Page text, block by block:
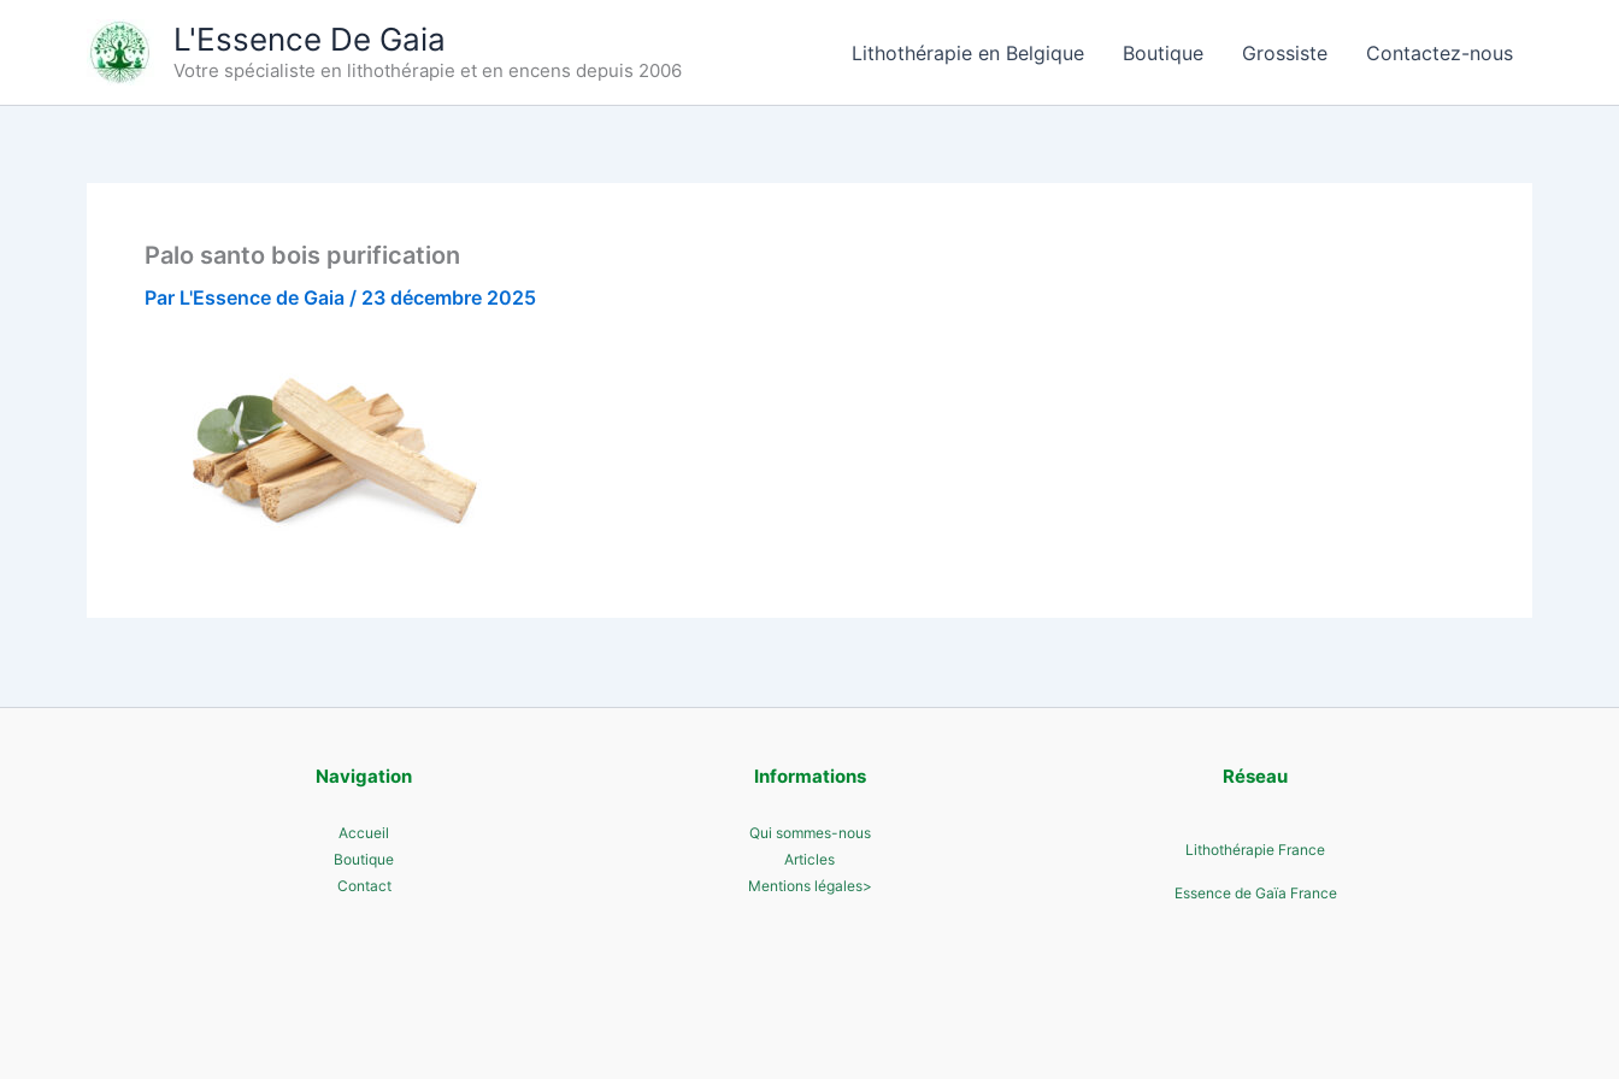
L'Essence De Gaia
Votre spécialiste en lithothérapie et en encens depuis 2006
Lithothérapie en Belgique Boutique Grossiste Contactez-nous
Palo santo bois purification
Par L'Essence de Gaia / 23 décembre 2025
Navigation
Accueil
Boutique
Contact
Informations
Qui sommes-nous
Articles
Mentions légales>
Réseau
Lithothérapie France
Essence de Gaïa France